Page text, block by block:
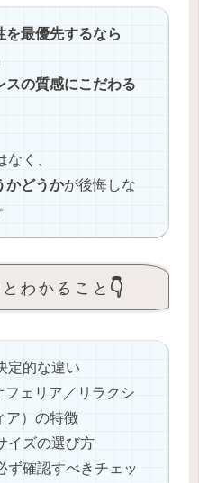
を最優先するなら
スの質感にこだわる
く、
かどうかが後悔しな
わかること👇
定的な違い
フェリア／リラクシ
ア）の特徴
イズの選び方
ず確認すべきチェッ